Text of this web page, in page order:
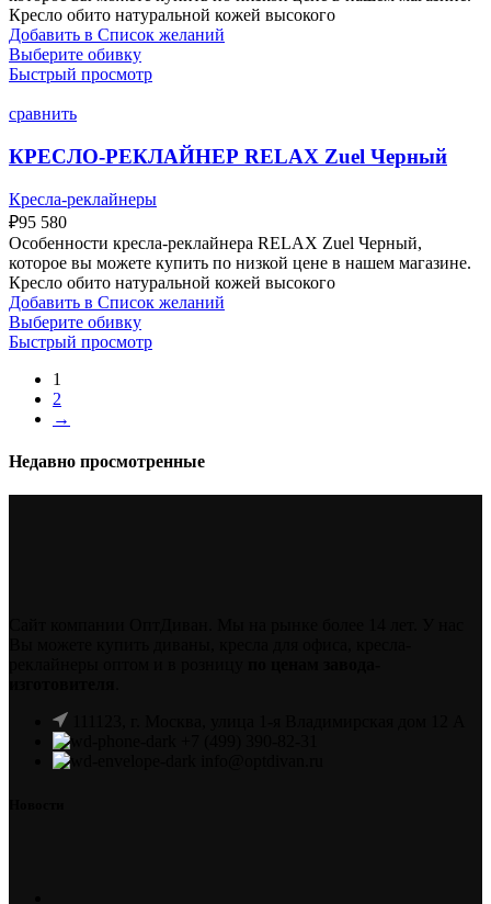
Кресло обито натуральной кожей высокого
Добавить в Список желаний
Выберите обивку
Быстрый просмотр
сравнить
КРЕСЛО-РЕКЛАЙНЕР RELAX Zuel Черный
Кресла-реклайнеры
₽95 580
Особенности кресла-реклайнера RELAX Zuel Черный,
которое вы можете купить по низкой цене в нашем магазине.
Кресло обито натуральной кожей высокого
Добавить в Список желаний
Выберите обивку
Быстрый просмотр
1
2
→
Недавно просмотренные